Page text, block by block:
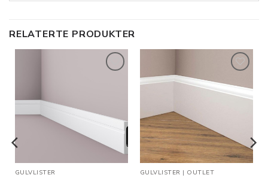
RELATERTE PRODUKTER
GULVLISTER
Legg til
GULVLISTER | OUTLET